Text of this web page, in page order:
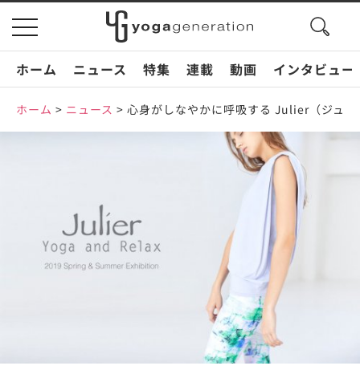
toggle
navigation
search
ホーム
ニュース 特集 連載 動画 インタビュー
ホーム > ニュース > 心身がしなやかに呼吸する Julier（ジュ